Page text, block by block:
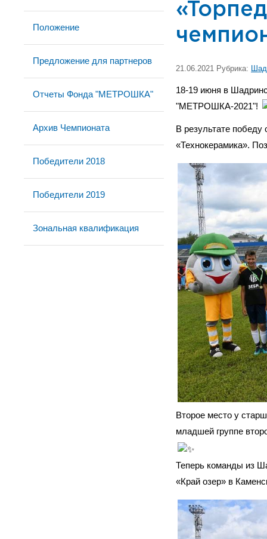
Положение
Предложение для партнеров
Отчеты Фонда "МЕТРОШКА"
Архив Чемпионата
Победители 2018
Победители 2019
Зональная квалификация
21.06.2021 Рубрика:
18-19 июня в
"МЕТРОШКА-2021"!
В результате
«Технокерамика».
Второе место у
младшей группе
Теперь команды из
«Край озер» в